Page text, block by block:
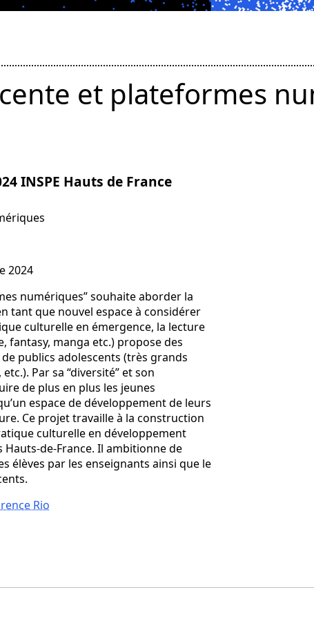
et plateformes
INSPE Hauts de France
2024
numériques” souhaite aborder la
tant que nouvel espace à considérer
culturelle en émergence, la lecture
fantasy, manga etc.) propose des
publics adolescents (très grands
Par sa “diversité” et son
de plus en plus les jeunes
espace de développement de leurs
Ce projet travaille à la construction
culturelle en développement
Hauts-de-France. Il ambitionne de
élèves par les enseignants ainsi que le
Rio